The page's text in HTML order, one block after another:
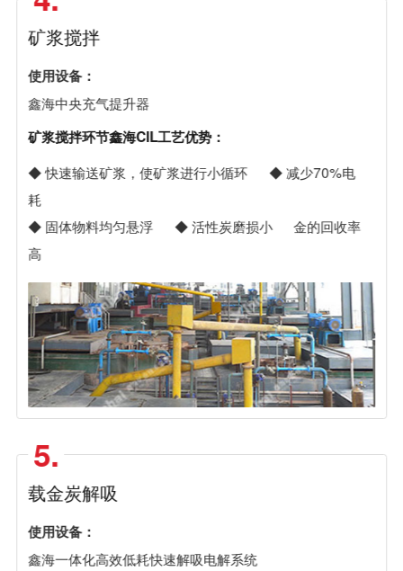
矿浆搅拌
使用设备：
鑫海中央充气提升器
矿浆搅拌环节鑫海CIL工艺优势：
◆ 快速输送矿浆，使矿浆进行小循环
◆ 减少70%电
耗
◆ 固体物料均匀悬浮
◆ 活性炭磨损小
金的回收率
高
5.
载金炭解吸
使用设备：
鑫海一体化高效低耗快速解吸电解系统